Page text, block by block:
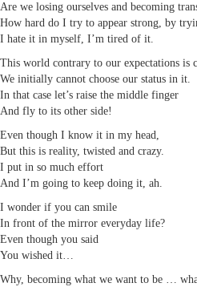
Are we losing ourselves and becoming
How hard do I try to appear strong, by
I hate it in myself, I’m tired of it.
This world contrary to our expectations is
We initially cannot choose our status in it.
In that case let’s raise the middle finger
And fly to its other side!
Even though I know it in my head,
But this is reality, twisted and crazy.
I put in so much effort
And I’m going to keep doing it, ah.
I wonder if you can smile
In front of the mirror everyday life?
Even though you said
You wished it…
Why, becoming what we want to be …